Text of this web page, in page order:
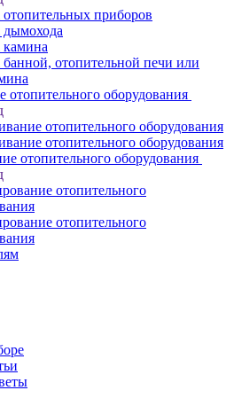
приборов
отопительной печи или
отопительного оборудования
отопительного оборудования
отопительного оборудования
отопительного оборудования
отопительного
отопительного